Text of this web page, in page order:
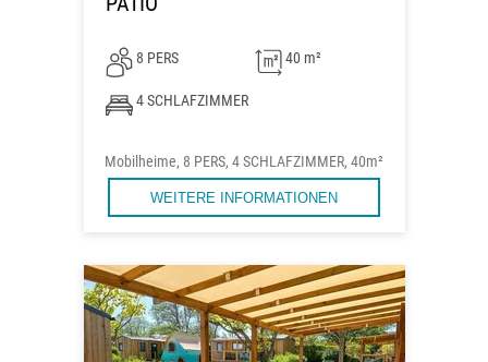
8 PERS 40 m²
4 SCHLAFZIMMER
Mobilheime, 8 PERS, 4 SCHLAFZIMMER, 40m²
WEITERE INFORMATIONEN